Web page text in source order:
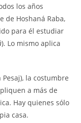
los años
de Hoshaná Raba,
para él estudiar
). Lo mismo aplica
Pesaj), la costumbre
a más de
Hay quienes sólo
casa.